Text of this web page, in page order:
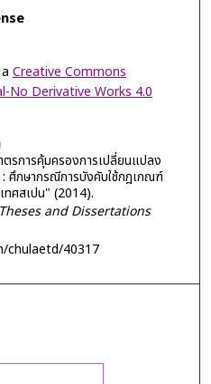
Creative Commons
No Derivative Works 4.0
การคุ้มครองการเปลี่ยนแปลง
ศึกษากรณีการบังคับใช้กฎเกณฑ์
ทศสเปน" (2014).
and Dissertations
chulaetd/40317